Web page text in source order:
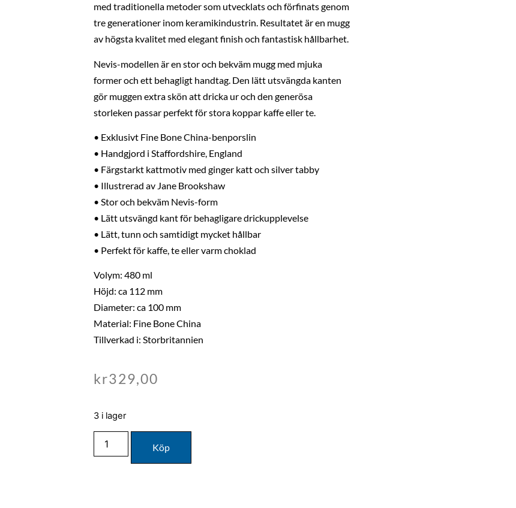
med traditionella metoder som utvecklats och förfinats genom
tre generationer inom keramikindustrin. Resultatet är en mugg
av högsta kvalitet med elegant finish och fantastisk hållbarhet.
Nevis-modellen är en stor och bekväm mugg med mjuka
former och ett behagligt handtag. Den lätt utsvängda kanten
gör muggen extra skön att dricka ur och den generösa
storleken passar perfekt för stora koppar kaffe eller te.
• Exklusivt Fine Bone China-benporslin
• Handgjord i Staffordshire, England
• Färgstarkt kattmotiv med ginger katt och silver tabby
• Illustrerad av Jane Brookshaw
• Stor och bekväm Nevis-form
• Lätt utsvängd kant för behagligare drickupplevelse
• Lätt, tunn och samtidigt mycket hållbar
• Perfekt för kaffe, te eller varm choklad
Volym: 480 ml
Höjd: ca 112 mm
Diameter: ca 100 mm
Material: Fine Bone China
Tillverkad i: Storbritannien
kr329,00
3 i lager
Köp